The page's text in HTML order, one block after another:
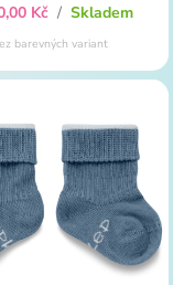
Kč / Skladem
barevných variant